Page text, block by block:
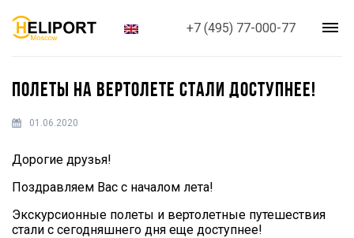
+7 (495) 77-000-77
ПОЛЕТЫ НА ВЕРТОЛЕТЕ СТАЛИ ДОСТУПНЕЕ!
01.06.2020
Дорогие друзья!
Поздравляем Вас с началом лета!
Экскурсионные полеты и вертолетные путешествия
стали с сегодняшнего дня еще доступнее!